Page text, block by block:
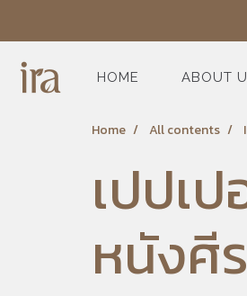
HOME ABOUT
Home All contents
เปปเ
หนังศี